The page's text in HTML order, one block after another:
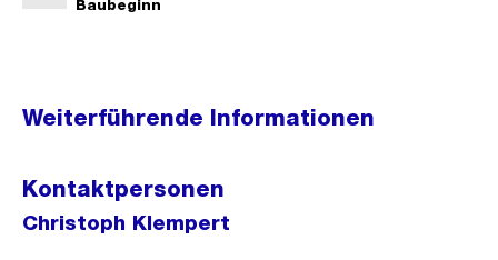
Weiterführende Informationen
Kontaktpersonen
Christoph Klempert